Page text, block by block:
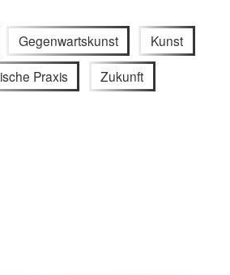
Gegenwartskunst Kunst
Praxis Zukunft